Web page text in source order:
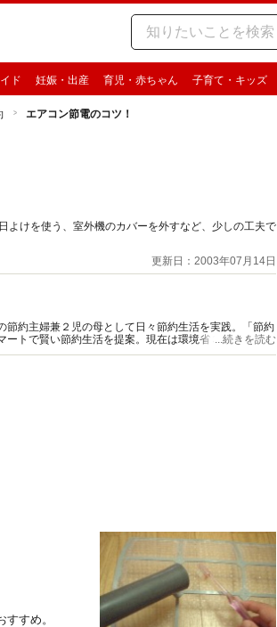
ド 妊娠・出産 育児・赤ちゃん 子育て・キッズ
エアコン節電のコツ！
よけを使う、室外機のカバーを外すなど、少しの工夫で
更新日：2003年07月14日
約主婦兼２児の母として日々節約生活を実践。「節約
トで賢い節約生活を提案。現在は環境省３Ｒ推進マイ
...続きを読む
すめ。